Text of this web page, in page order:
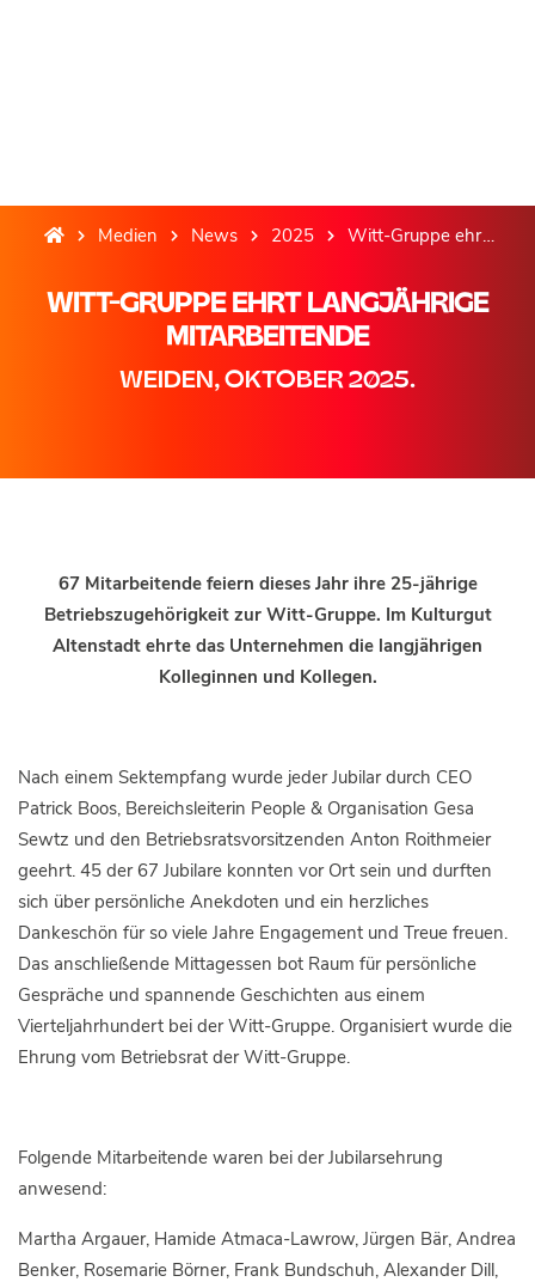
Medien News 2025 Witt-Gruppe ehrt langjährige Mitarbeitende
WITT-GRUPPE EHRT LANGJÄHRIGE
MITARBEITENDE
WEIDEN, OKTOBER 2025.
67 Mitarbeitende feiern dieses Jahr ihre 25-jährige
Betriebszugehörigkeit zur Witt-Gruppe. Im Kulturgut
Altenstadt ehrte das Unternehmen die langjährigen
Kolleginnen und Kollegen.
Nach einem Sektempfang wurde jeder Jubilar durch CEO
Patrick Boos, Bereichsleiterin People & Organisation Gesa
Sewtz und den Betriebsratsvorsitzenden Anton Roithmeier
geehrt. 45 der 67 Jubilare konnten vor Ort sein und durften
sich über persönliche Anekdoten und ein herzliches
Dankeschön für so viele Jahre Engagement und Treue freuen.
Das anschließende Mittagessen bot Raum für persönliche
Gespräche und spannende Geschichten aus einem
Vierteljahrhundert bei der Witt-Gruppe. Organisiert wurde die
Ehrung vom Betriebsrat der Witt-Gruppe.
Folgende Mitarbeitende waren bei der Jubilarsehrung
anwesend:
Martha Argauer, Hamide Atmaca-Lawrow, Jürgen Bär, Andrea
Benker, Rosemarie Börner, Frank Bundschuh, Alexander Dill,